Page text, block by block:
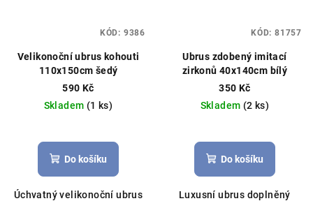
Velikonoční ubrus kohouti
110x150cm šedý
590 Kč
Skladem (1 ks)
Do košíku
Úchvatný velikonoční ubrus
KÓD: 9386
Ubrus zdobený imitací
zirkonů 40x140cm bílý
350 Kč
Skladem (2 ks)
Do košíku
Luxusní ubrus doplněný
KÓD: 81757